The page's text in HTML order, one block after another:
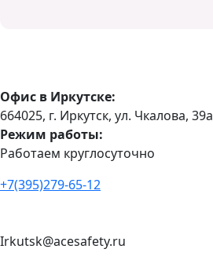
Офис в Иркутске:
664025, г. Иркутск, ул. Чкалова, 39а
Режим работы:
Работаем круглосуточно
+7(395)279-65-12
Irkutsk@acesafety.ru